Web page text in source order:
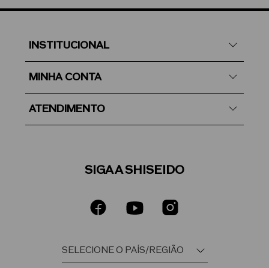
INSTITUCIONAL
MINHA CONTA
ATENDIMENTO
SIGA A SHISEIDO